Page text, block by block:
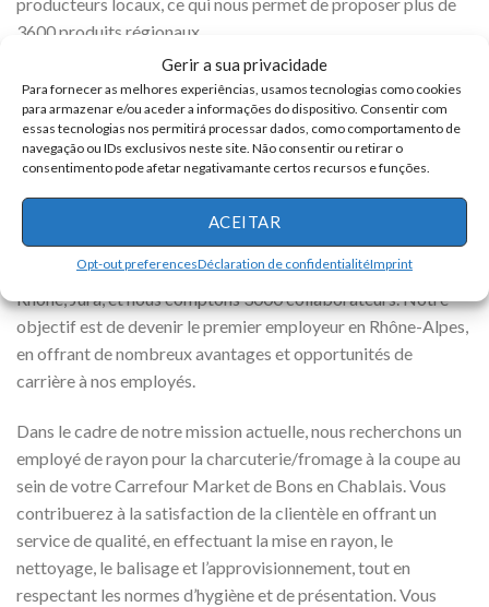
Gerir a sua privacidade
Para fornecer as melhores experiências, usamos tecnologias como cookies
para armazenar e/ou aceder a informações do dispositivo. Consentir com
essas tecnologias nos permitirá processar dados, como comportamento de
navegação ou IDs exclusivos neste site. Não consentir ou retirar o
consentimento pode afetar negativamante certos recursos e funções.
ACEITAR
Opt-out preferencesDéclaration de confidentialitéImprint
3600 produits régionaux.
Lire d’autres contenus connexes :
Découvrez comment travailler chez Carrefour ! Un
supermarché annonce plus de 500 postes vacants
Votre avenir commence ici : postulez pour travailler
chez Lidl
Nous exploitons 40 magasins Carrefour et Carrefour Market
dans les départements de Haute-Savoie, Savoie, Ain, Isère,
Rhône, Jura, et nous comptons 3000 collaborateurs. Notre
objectif est de devenir le premier employeur en Rhône-Alpes,
en offrant de nombreux avantages et opportunités de
carrière à nos employés.
Dans le cadre de notre mission actuelle, nous recherchons un
employé de rayon pour la charcuterie/fromage à la coupe au
sein de votre Carrefour Market de Bons en Chablais. Vous
contribuerez à la satisfaction de la clientèle en offrant un
service de qualité, en effectuant la mise en rayon, le
nettoyage, le balisage et l’approvisionnement, tout en
respectant les normes d’hygiène et de présentation. Vous